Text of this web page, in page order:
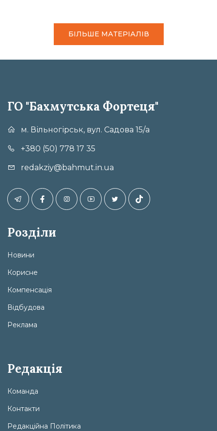
БІЛЬШЕ МАТЕРІАЛІВ
ГО "Бахмутська Фортеця"
м. Вільногірськ, вул. Садова 15/а
+380 (50) 778 17 35
redakziy@bahmut.in.ua
Розділи
Новини
Корисне
Компенсація
Відбудова
Реклама
Редакція
Команда
Контакти
Редакційна Політика